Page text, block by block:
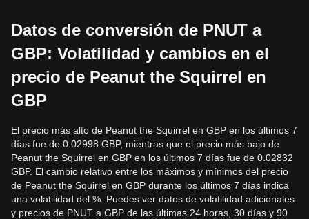
Datos de conversión de PNUT a
GBP: Volatilidad y cambios en el
precio de Peanut the Squirrel en
GBP
El precio más alto de Peanut the Squirrel en GBP en los últimos 7
días fue de 0.02998 GBP, mientras que el precio más bajo de
Peanut the Squirrel en GBP en los últimos 7 días fue de 0.02832
GBP. El cambio relativo entre los máximos y mínimos del precio
de Peanut the Squirrel en GBP durante los últimos 7 días indica
una volatilidad del %. Puedes ver datos de volatilidad adicionales
y precios de PNUT a GBP de las últimas 24 horas, 30 días y 90